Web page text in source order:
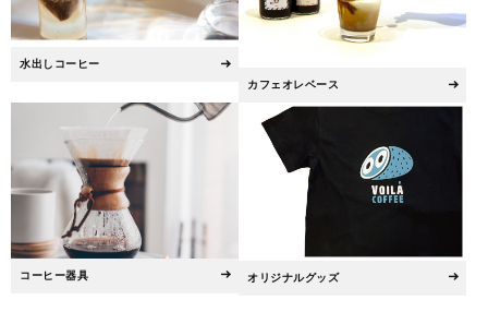
水出しコーヒー
カフェオレベース
コーヒー器具 オリジナルグッズ